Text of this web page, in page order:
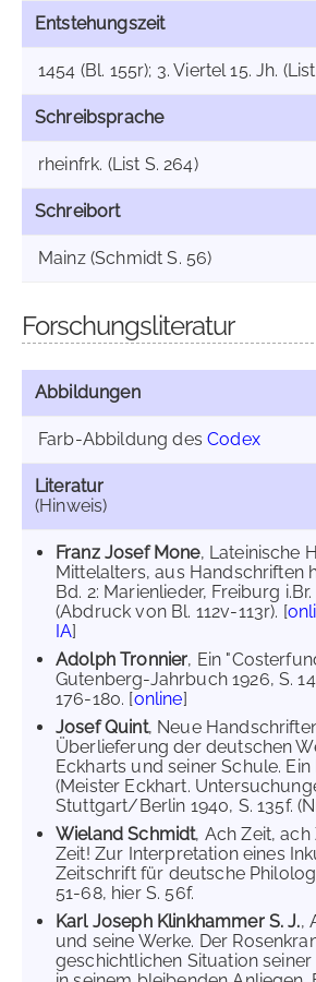
Entstehungszeit
1454 (Bl. 155r); 3. Viertel 15. Jh.
Schreibsprache
rheinfrk. (List S. 264)
Schreibort
Mainz (Schmidt S. 56)
Forschungsliteratur
Abbildungen
Farb-Abbildung desCodex
Literatur
(Hinweis)
Franz Josef Mone, Lateinische
Mittelalters, aus Handschriften
Bd. 2: Marienlieder, Freiburg i.Br.
(Abdruck von Bl. 112v-113r). [
IA]
Adolph Tronnier, Ein
Gutenberg-Jahrbuch 1926, S.
176-180. [online]
Josef Quint, Neue
Überlieferung der deutschen
Eckharts und seiner Schule.
(Meister Eckhart.
Stuttgart/Berlin 1940, S. 135f.
Wieland Schmidt, Ach Zeit,
Zeit! Zur Interpretation eines
Zeitschrift für deutsche
51-68, hier S. 56f.
Karl Joseph Klinkhammer S. J.,
und seine Werke. Der
geschichtlichen Situation